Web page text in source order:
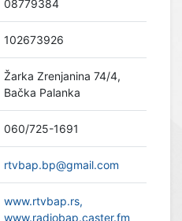
08779384
102673926
Žarka Zrenjanina 74/4,
Bačka Palanka
060/725-1691
rtvbap.bp@gmail.com
www.rtvbap.rs,
www.radiobap.caster.fm